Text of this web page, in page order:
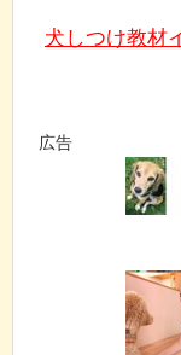
犬しつけ教材
広告